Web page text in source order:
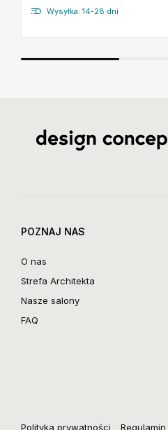
Wysyłka: 14-28 dni
POZNAJ NAS
O nas
Strefa Architekta
Nasze salony
FAQ
Polityka prywatności Regulamin